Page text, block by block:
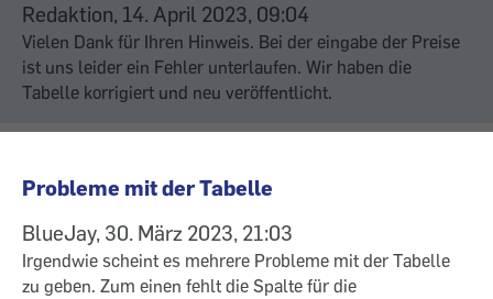
Redaktion, 14. April 2023, 09:04
Vielen Dank für Ihren Hinweis. Bei der eingabe der Preise
ist uns leider ein Fehler unterlaufen. Wir haben die
Tabelle korrigiert und neu veröffentlicht.
Probleme mit der Tabelle
BlueJay, 30. März 2023, 21:03
Irgendwie scheint es mehrere Probleme mit der Tabelle
zu geben. Zum einen fehlt die Spalte für die